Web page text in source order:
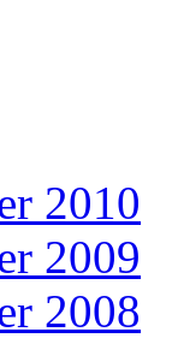
2010
2009
2008